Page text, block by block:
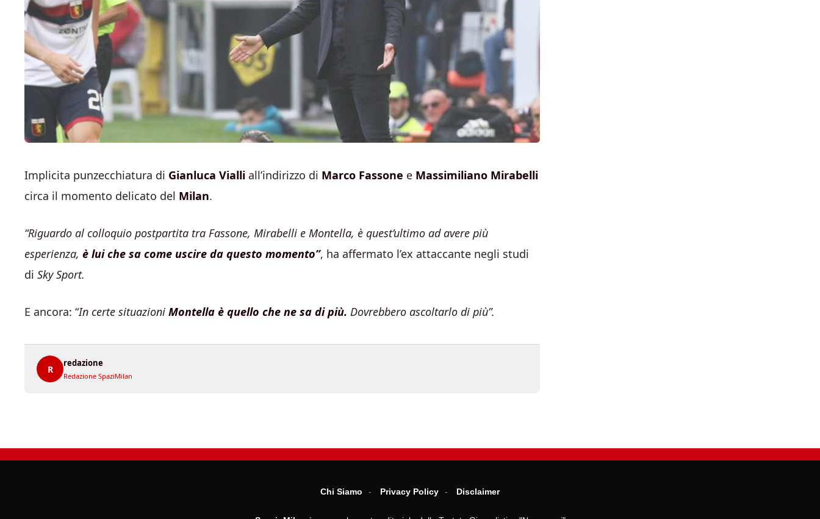
Implicita punzecchiatura di Gianluca Vialli all’indirizzo di Marco Fassone e Massimiliano Mirabelli
circa il momento delicato del Milan.
“Riguardo al colloquio postpartita tra Fassone, Mirabelli e Montella, è quest’ultimo ad avere più
esperienza, è lui che sa come uscire da questo momento”, ha affermato l’ex attaccante negli studi
di Sky Sport.
E ancora: “In certe situazioni Montella è quello che ne sa di più. Dovrebbero ascoltarlo di più”.
R
redazione
Redazione SpaziMilan
Chi Siamo Privacy Policy Disclaimer